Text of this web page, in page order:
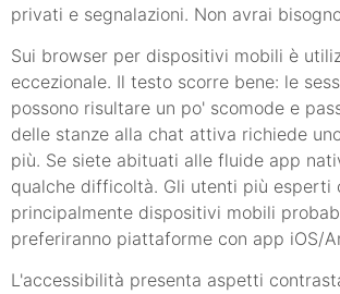
privati e segnalazioni. Non avrai
Sui browser per dispositivi mobili è
eccezionale. Il testo scorre bene: le
possono risultare un po' scomode e
delle stanze alla chat attiva richiede
più. Se siete abituati alle fluide app
qualche difficoltà. Gli utenti più esperti
principalmente dispositivi mobili
preferiranno piattaforme con app iOS/
L'accessibilità presenta aspetti